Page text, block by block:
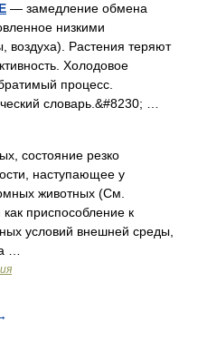
— замедление обмена
низкими
воздуха). Растения теряют
Холодовое
процесс.
словарь.&#8230; …
резко
наступающее у
животных (См.
приспособление к
условий внешней среды,
…